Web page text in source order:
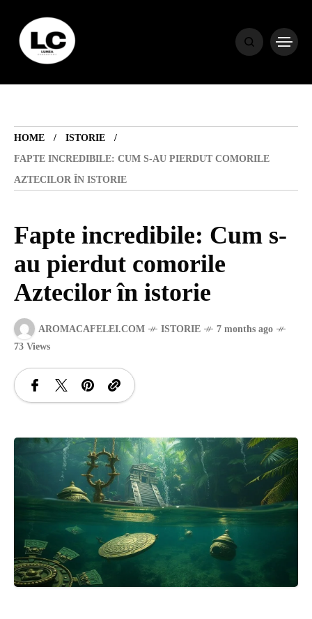
HOME
ISTORIE
FAPTE INCREDIBILE: CUM S-AU PIERDUT COMORILE
AZTECILOR ÎN ISTORIE
Fapte incredibile: Cum s-
au pierdut comorile
Aztecilor în istorie
AROMACAFELEI.COM ISTORIE
7 months ago
73 Views
HOME
BLOG
HOROSCOP
ENGLISH
CONTENT
TRAVEL
SANATATE
INGRIJIRE
ISTORIE
NATURĂ
STIRI